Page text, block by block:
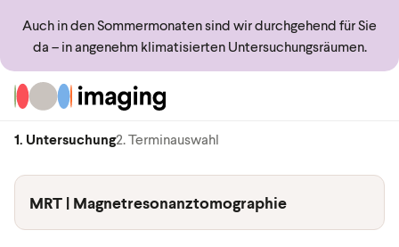
Auch in den Sommermonaten sind wir durchgehend für Sie
da – in angenehm klimatisierten Untersuchungsräumen.
Zur Startseite
1. Untersuchung2. Terminauswahl
MRT | Magnetresonanztomographie